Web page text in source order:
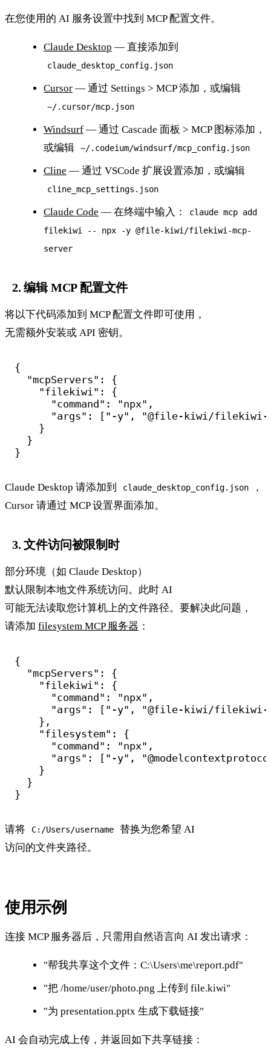
在您使用的 AI 服务设置中找到 MCP 配置文件。
Claude Desktop — 直接添加到
claude_desktop_config.json
Cursor — 通过 Settings > MCP 添加，或编辑
~/.cursor/mcp.json
Windsurf — 通过 Cascade 面板 > MCP 图标添加，
或编辑
~/.codeium/windsurf/mcp_config.json
Cline — 通过 VSCode 扩展设置添加，或编辑
cline_mcp_settings.json
Claude Code — 在终端中输入：
claude mcp add
filekiwi -- npx -y @file-kiwi/filekiwi-mcp-
server
2. 编辑 MCP 配置文件
将以下代码添加到 MCP 配置文件即可使用，
无需额外安装或 API 密钥。
{
  "mcpServers": {
    "filekiwi": {
      "command": "npx",
"args": ["-y", "@file-kiwi/
    }
  }
Claude Desktop 请添加到 claude_desktop_config.json
，
Cursor 请通过 MCP 设置界面添加。
3. 文件访问被限制时
部分环境（如 Claude Desktop）
默认限制本地文件系统访问。此时 AI
可能无法读取您计算机上的文件路径。要解决此问题，
请添加 filesystem MCP 服务器 ：
{
  "mcpServers": {
    "filekiwi": {
      "command": "npx",
"args": ["-y", "@file-kiwi/
    },
    "filesystem": {
      "command": "npx",
"args": ["-y",
    }
  }
请将 C:/Users/username
替换为您希望 AI
访问的文件夹路径。
使用示例
连接 MCP 服务器后，只需用自然语言向 AI 发出请求：
"帮我共享这个文件：C:\Users\me\report.pdf"
"把 /home/user/photo.png 上传到 file.kiwi"
"为 presentation.pptx 生成下载链接"
AI 会自动完成上传，并返回如下共享链接：